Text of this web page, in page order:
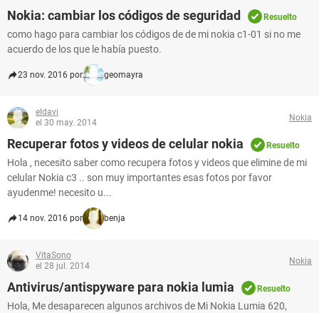
Nokia: cambiar los códigos de seguridad Resuelto
como hago para cambiar los códigos de de mi nokia c1-01 si no me
acuerdo de los que le había puesto.
23 nov. 2016 por geomayra
eldavi
el 30 may. 2014
Nokia
Recuperar fotos y videos de celular nokia Resuelto
Hola , necesito saber como recupera fotos y videos que elimine de mi
celular Nokia c3 .. son muy importantes esas fotos por favor
ayudenme! necesito u...
14 nov. 2016 por benja
VitaSono
el 28 jul. 2014
Nokia
Antivirus/antispyware para nokia lumia Resuelto
Hola, Me desaparecen algunos archivos de Mi Nokia Lumia 620,